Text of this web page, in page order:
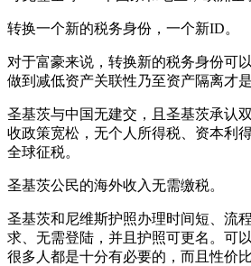
转换一个新的税务身份，一个新ID。
对于富豪来说，转换新的税务身份可
做到减低资产关联性乃至资产隔离才
圣基茨与中国无建交，且圣基茨承认
收政策宽松，无个人所得税、资本利
全球征税。
圣基茨公民的海外收入无需缴税。
圣基茨和尼维斯护照办理时间短、流
求、无需登陆，并且护照可更名。可
很多人都是十分有必要的，而且性价